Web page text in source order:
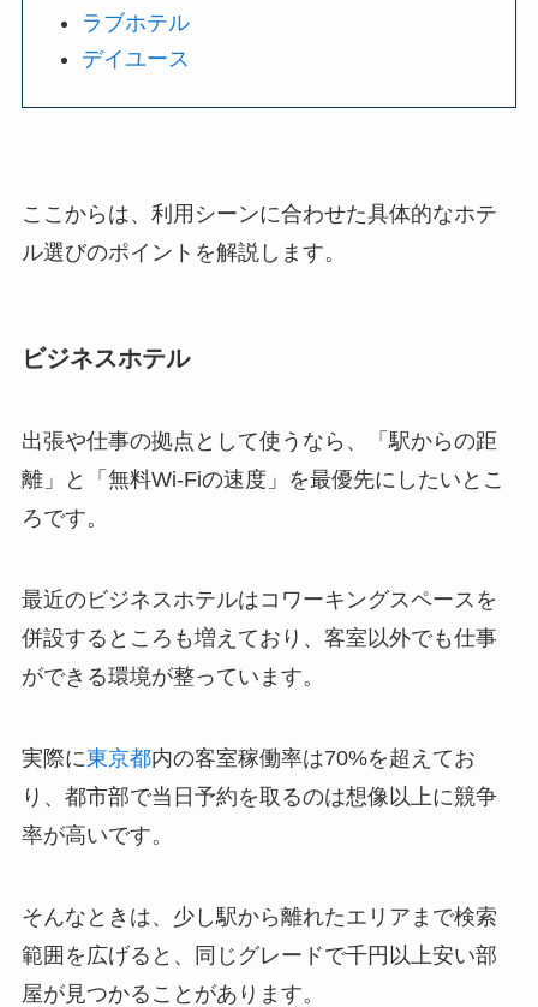
ラブホテル
デイユース
ここからは、利用シーンに合わせた具体的なホテ
ル選びのポイントを解説します。
ビジネスホテル
出張や仕事の拠点として使うなら、「駅からの距
離」と「無料Wi-Fiの速度」を最優先にしたいとこ
ろです。
最近のビジネスホテルはコワーキングスペースを
併設するところも増えており、客室以外でも仕事
ができる環境が整っています。
実際に東京都内の客室稼働率は70%を超えてお
り、都市部で当日予約を取るのは想像以上に競争
率が高いです。
そんなときは、少し駅から離れたエリアまで検索
範囲を広げると、同じグレードで千円以上安い部
屋が見つかることがあります。